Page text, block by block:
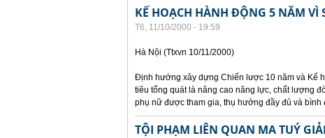
KẾ HOẠCH HÀNH ĐỘNG 5 NĂM VÌ
T6, 11/10/2000 - 19:59
Hà Nội (Ttxvn 10/11/2000)
Định hướng xây dựng Chiến lược 10 năm và Kế
tiêu tổng quát là nâng cao năng lực, chất lượng
phụ nữ được tham gia, thụ hưởng đầy đủ và
TỘI PHẠM LIÊN QUAN MA TUÝ